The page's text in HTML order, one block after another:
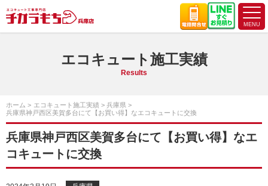
エコキュート施工実績
Results
ホーム エコキュート施工実績
兵庫県
兵庫県神戸西区美賀多台にて【お買い得】なエコキュートに交換
兵庫県神戸西区美賀多台にて【お買い得】なエ
コキュートに交換